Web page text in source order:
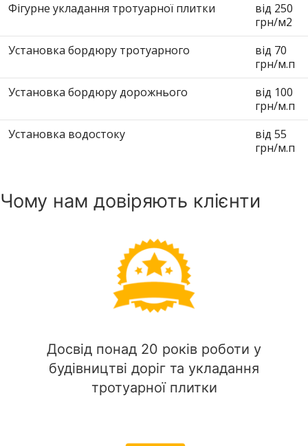
Фігурне укладання тротуарної плитки
від 250
грн/м2
Установка бордюру тротуарного
від 70
грн/м.п
Установка бордюру дорожнього
від 100
грн/м.п
Установка водостоку
від 55
грн/м.п
Чому нам довіряють клієнти
Досвід понад 20 років роботи у
будівництві доріг та укладання
тротуарної плитки